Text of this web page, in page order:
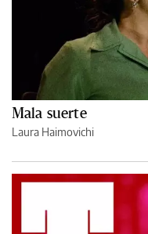
Mala suerte
Laura Haimovichi